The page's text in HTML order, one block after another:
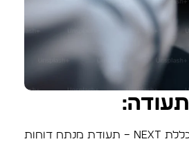
תעודה:
תעודת סיום מטעם מכללת NEXT – תעודת מנתח דוחות